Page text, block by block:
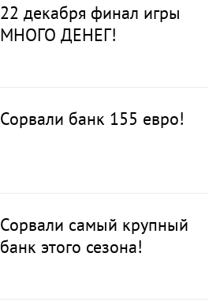
22 декабря финал игры
МНОГО ДЕНЕГ!
Сорвали банк 155 евро!
Сорвали самый крупный
банк этого сезона!